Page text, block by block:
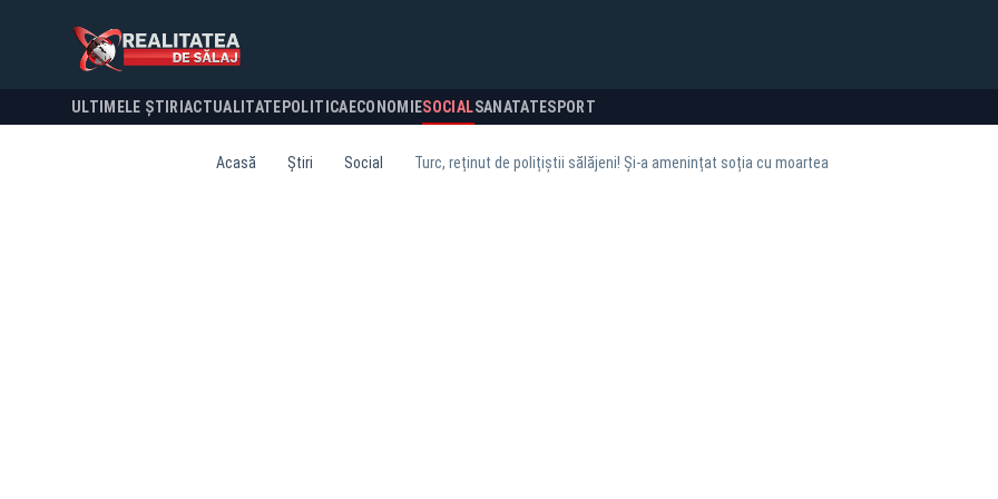
ULTIMELE ȘTIRI ACTUALITATE POLITICA ECONOMIESOCIALSANATATESPORT
Acasă Știri Social Turc, reținut de polițiștii sălăjeni! Și-a amenințat soția cu moartea